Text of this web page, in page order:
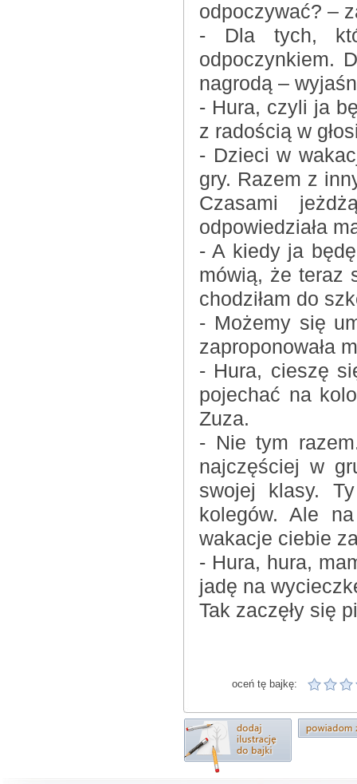
odpoczywać? –
- Dla tych,
odpoczynkiem.
nagrodą –
- Hura, czyli ja
z radością w
- Dzieci w
gry. Razem z
Czasami
odpowiedziała
- A kiedy ja
mówią, że teraz
chodziłam do
- Możemy się
zaproponowała
- Hura, cieszę
pojechać na
Zuza.
- Nie tym
najczęściej w
swojej klasy.
kolegów. Ale
wakacje ciebie
- Hura, hura,
jadę na
Tak zaczęły się
oceń tę bajkę: